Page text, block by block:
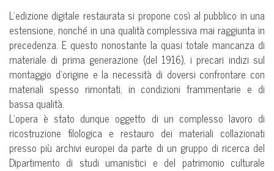
L’edizione digitale restaurata si propone così al pubblico in una
estensione, nonché in una qualità complessiva mai raggiunta in
precedenza. E questo nonostante la quasi totale mancanza di
materiale di prima generazione (del 1916), i precari indizi sul
montaggio d’origine e la necessità di doversi confrontare con
materiali spesso rimontati, in condizioni frammentarie e di
bassa qualità.
L’opera è stato dunque oggetto di un complesso lavoro di
ricostruzione filologica e restauro dei materiali collazionati
presso più archivi europei da parte di un gruppo di ricerca del
Dipartimento di studi umanistici e del patrimonio culturale